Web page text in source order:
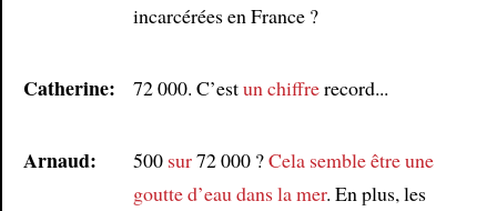
incarcérées en France ?
Catherine: 72 000. C’estun chiffrerecord...
Arnaud: 500 sur72 000 ?Cela semble êtreune
goutte d’eau dans la mer. En plus, les